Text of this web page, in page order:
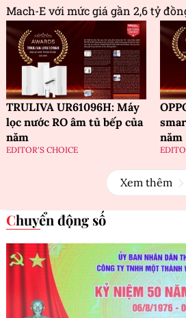
Mach-E với mức giá gần 2,6 tỷ
TRULIVA UR61096H: Máy
lọc nước RO âm tủ bếp của
năm
EDITOR'S CHOICE
năm
Xem thêm
Chuyển động số